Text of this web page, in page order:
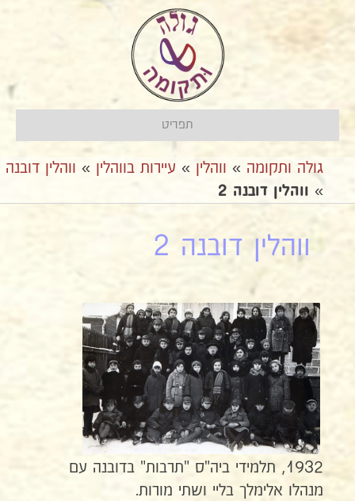
תפריט
גולה ותקומה » ווהלין » עיירות בווהלין » ווהלין דובנה
» ווהלין דובנה 2
ווהלין דובנה 2
1932, תלמידי ביה"ס "תרבות" בדובנה עם
מנהלו אלימלך בליי ושתי מורות.